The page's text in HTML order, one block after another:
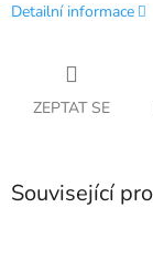
Detailní informace
ZEPTAT SE
Související